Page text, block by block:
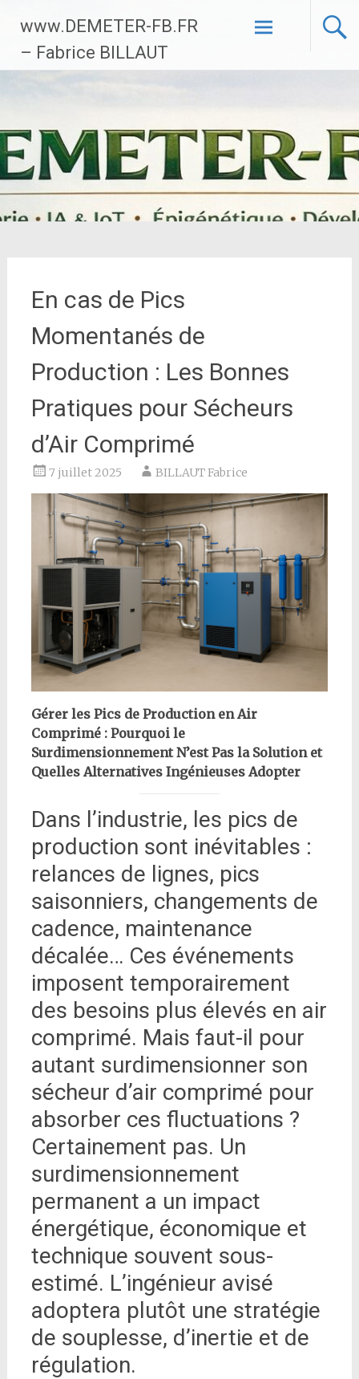
contenu
principal
www.DEMETER-FB.FR
– Fabrice BILLAUT
En cas de Pics
Momentanés de
Production : Les Bonnes
Pratiques pour Sécheurs
d’Air Comprimé
7 juillet 2025 BILLAUT Fabrice
Gérer les Pics de Production en Air
Comprimé : Pourquoi le
Surdimensionnement N’est Pas la Solution et
Quelles Alternatives Ingénieuses Adopter
Dans l’industrie, les pics de
production sont inévitables :
relances de lignes, pics
saisonniers, changements de
cadence, maintenance
décalée… Ces événements
imposent temporairement
des besoins plus élevés en air
comprimé. Mais faut-il pour
autant surdimensionner son
sécheur d’air comprimé pour
absorber ces fluctuations ?
Certainement pas. Un
surdimensionnement
permanent a un impact
énergétique, économique et
technique souvent sous-
estimé. L’ingénieur avisé
adoptera plutôt une stratégie
de souplesse, d’inertie et de
régulation.